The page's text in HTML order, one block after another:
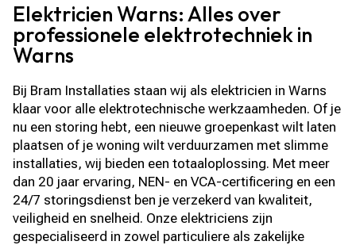
Elektricien Warns: Alles over
professionele elektrotechniek in
Warns
Bij Bram Installaties staan wij als elektricien in Warns
klaar voor alle elektrotechnische werkzaamheden. Of je
nu een storing hebt, een nieuwe groepenkast wilt laten
plaatsen of je woning wilt verduurzamen met slimme
installaties, wij bieden een totaaloplossing. Met meer
dan 20 jaar ervaring, NEN- en VCA-certificering en een
24/7 storingsdienst ben je verzekerd van kwaliteit,
veiligheid en snelheid. Onze elektriciens zijn
gespecialiseerd in zowel particuliere als zakelijke